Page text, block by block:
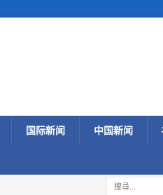
国际新闻 中国新闻